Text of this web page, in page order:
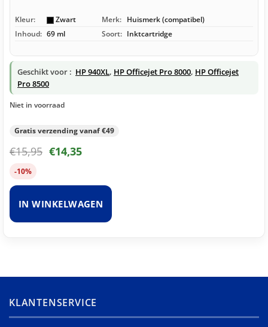
Kleur: Zwart Merk: Huismerk (compatibel)
Inhoud: 69 ml Soort: Inktcartridge
Geschikt voor : HP 940XL, HP Officejet Pro 8000, HP Officejet
Pro 8500
Niet in voorraad
Gratis verzending vanaf €49
€15,95 €14,35
-10%
IN WINKELWAGEN
KLANTENSERVICE